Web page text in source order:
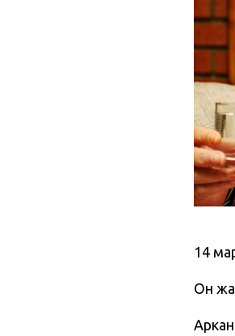
14
Он